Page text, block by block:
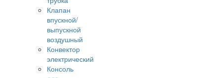
Клапан
впускной/
выпускной
воздушный
Конвектор
электрический
Консоль